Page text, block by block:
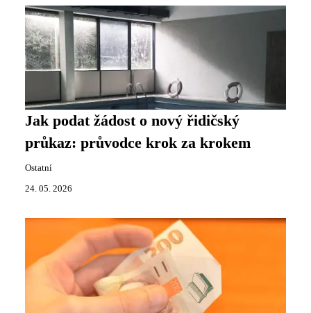
Jak podat žádost o nový řidičský
průkaz: průvodce krok za krokem
Ostatní
24. 05. 2026